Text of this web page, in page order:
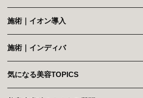
施術｜イオン導入
施術｜インディバ
気になる美容TOPICS